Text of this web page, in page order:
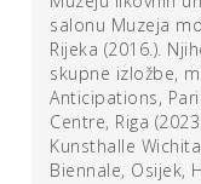
izložbenom
drugih i
djelomično
ljudskog
su svakojakim
jezik ne
materija njihove
salonu Muzeja
Rijeka (2016.).
skupne izložbe,
Anticipations,
Centre, Riga
Kunsthalle
Biennale, Osijek,